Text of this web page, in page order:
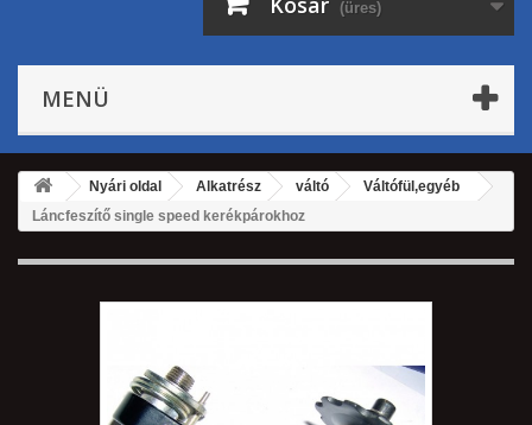
(üres)
MENÜ
Nyári oldal Alkatrész váltó
Váltófül,egyéb
Láncfeszítő single speed kerékpárokhoz